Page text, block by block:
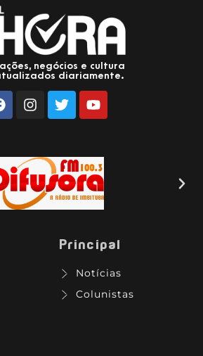
negócios e cultura
diariamente.
Principal
Notícias
Colunistas